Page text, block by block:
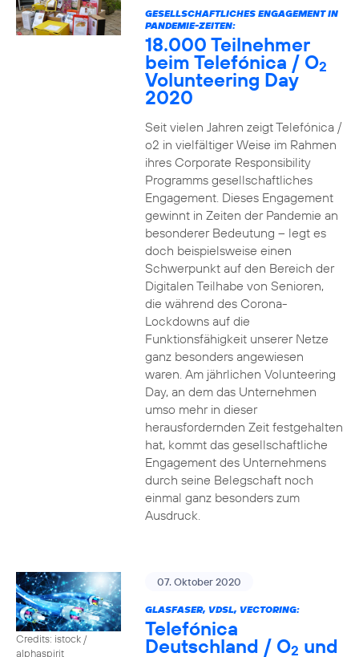
GESELLSCHAFTLICHES ENGAGEMENT IN
PANDEMIE-ZEITEN:
18.000 Teilnehmer
beim Telefónica / O2
Volunteering Day
2020
Seit vielen Jahren zeigt Telefónica /
o2 in vielfältiger Weise im Rahmen
ihres Corporate Responsibility
Programms gesellschaftliches
Engagement. Dieses Engagement
gewinnt in Zeiten der Pandemie an
besonderer Bedeutung – legt es
doch beispielsweise einen
Schwerpunkt auf den Bereich der
Digitalen Teilhabe von Senioren,
die während des Corona-
Lockdowns auf die
Funktionsfähigkeit unserer Netze
ganz besonders angewiesen
waren. Am jährlichen Volunteering
Day, an dem das Unternehmen
umso mehr in dieser
herausfordernden Zeit festgehalten
hat, kommt das gesellschaftliche
Engagement des Unternehmens
durch seine Belegschaft noch
einmal ganz besonders zum
Ausdruck.
Credits: istock /
alphaspirit
07. Oktober 2020
GLASFASER, VDSL, VECTORING:
Telefónica
Deutschland / O2 und